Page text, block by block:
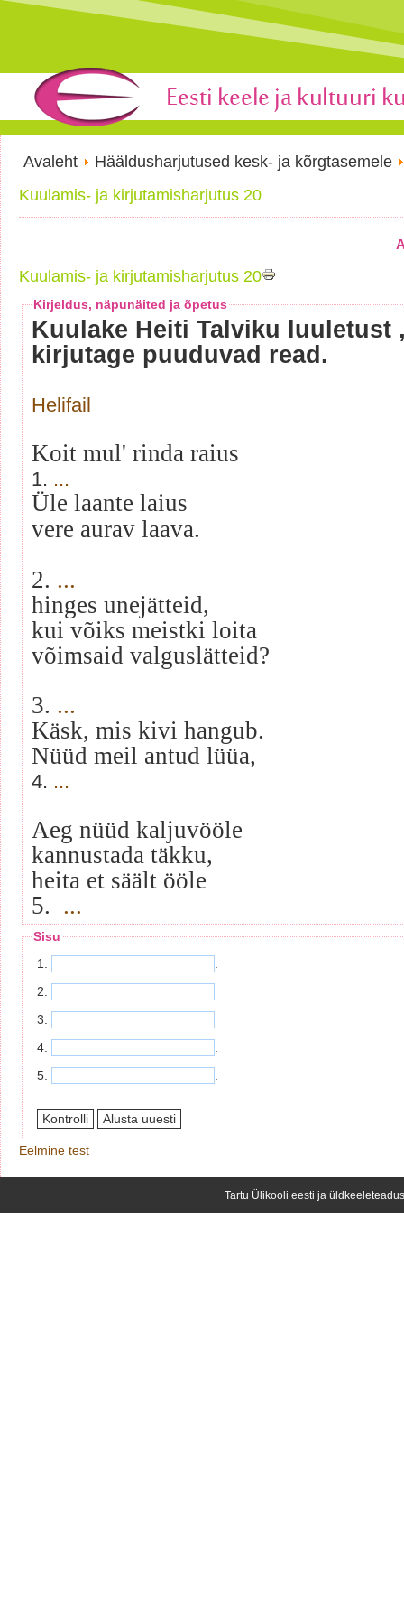
Avaleht
Hääldusharjutused kesk- ja kõrgtasemele
Kuulamis- ja kirjutamisharjutus 20
Kuulamis- ja kirjutamisharjutus 20
Kirjeldus, näpunäited ja õpetus
Kuulake Heiti Talviku luuletust
kirjutage puuduvad read.
Helifail
Koit mul' rinda raius
1. ...
Üle laante laius
vere aurav laava.
2. ...
hinges unejätteid,
kui võiks meistki loita
võimsaid valguslätteid?
3. ...
Käsk, mis kivi hangub.
Nüüd meil antud lüüa,
4. ...
Aeg nüüd kaljuvööle
kannustada täkku,
heita et säält ööle
5. ...
Sisu
1.
2.
3.
4.
5.
Eelmine test
Tartu Ülikooli eesti ja